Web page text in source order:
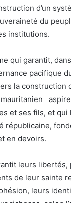
d’un
du
institutions.
qui garantit,
pacifique
la construction
et ses fils, et qui
républicaine,
en devoirs.
leurs libertés,
de leur sainte
leurs